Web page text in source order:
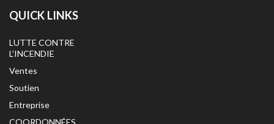
QUICK LINKS
LUTTE CONTRE
L’INCENDIE
Ventes
Soutien
Entreprise
COORDONNÉES